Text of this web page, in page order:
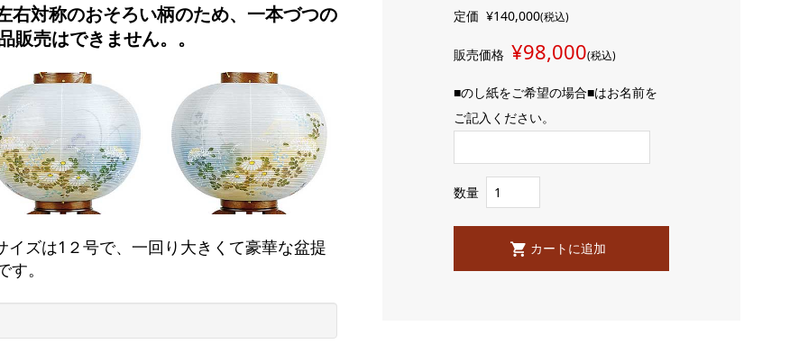
右対称のおそろい柄のため、一本づつの
販売はできません。。
イズは1２号で、一回り大きくて豪華な盆提
す。
定価¥140,000(税込)
販売価格 ¥98,000(税込)
■のし紙をご希望の場合■はお名前を
ご記入ください。
数量